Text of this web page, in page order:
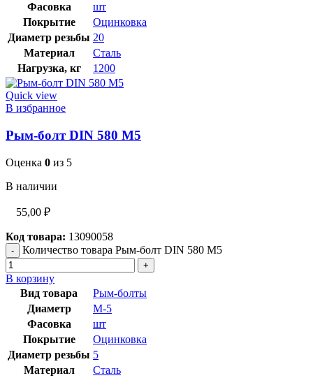
Фасовка
шт
Покрытие
Оцинковка
Диаметр резьбы 20
Материал
Сталь
Нагрузка, кг
1200
Quick view
В избранное
Рым-болт DIN 580 М5
Оценка 0 из 5
В наличии
55,00 ₽
Код товара: 13090058
Количество товара Рым-болт DIN 580 М5
В корзину
Вид товара
Рым-болты
Диаметр
М-5
Фасовка
шт
Покрытие
Оцинковка
Диаметр резьбы 5
Материал
Сталь